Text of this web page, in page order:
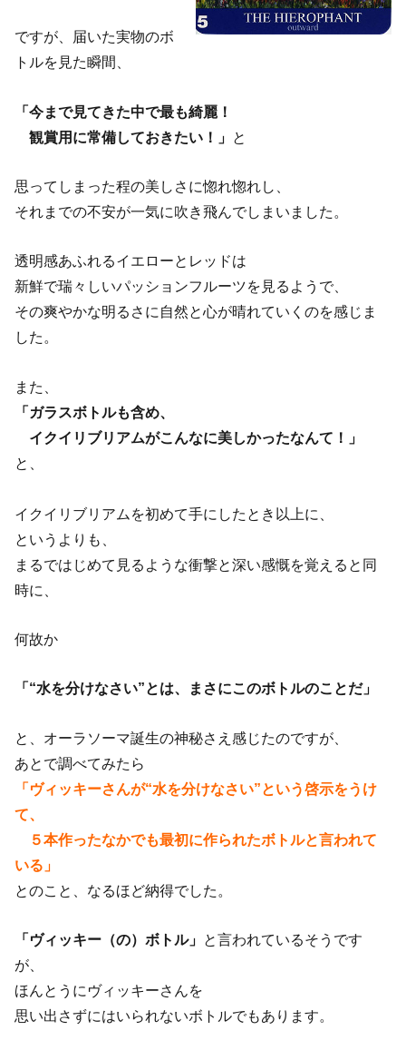
ですが、届いた実物のボ
トルを見た瞬間、
「今まで見てきた中で最も綺麗！
観賞用に常備しておきたい！」 と
思ってしまった程の美しさに惚れ惚れし、
それまでの不安が一気に吹き飛んでしまいました。
透明感あふれるイエローとレッドは
新鮮で瑞々しいパッションフルーツを見るようで、
その爽やかな明るさに自然と心が晴れていくのを感じま
した。
また、
「ガラスボトルも含め、
イクイリブリアムがこんなに美しかったなんて！」
と、
イクイリブリアムを初めて手にしたとき以上に、
というよりも、
まるではじめて見るような衝撃と深い感慨を覚えると同
時に、
何故か
「“水を分けなさい”とは、まさにこのボトルのことだ」
と、オーラソーマ誕生の神秘さえ感じたのですが、
あとで調べてみたら
「ヴィッキーさんが“水を分けなさい”という啓示をうけ
て、
５本作ったなかでも最初に作られたボトルと言われて
いる」
とのこと、なるほど納得でした。
「ヴィッキー（の）ボトル」 と言われているそうです
が、
ほんとうにヴィッキーさんを
思い出さずにはいられないボトルでもあります。